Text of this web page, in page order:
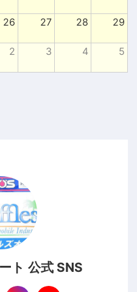
26 27 28 29
2 3 4 5
ト 公式 SNS